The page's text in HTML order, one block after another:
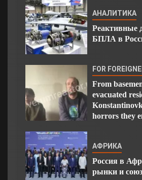
АНАЛИТИКА
Реактивные
БПЛА в
FOR
From
evacuated
horrors they
АФРИКА
Россия в
рынки и